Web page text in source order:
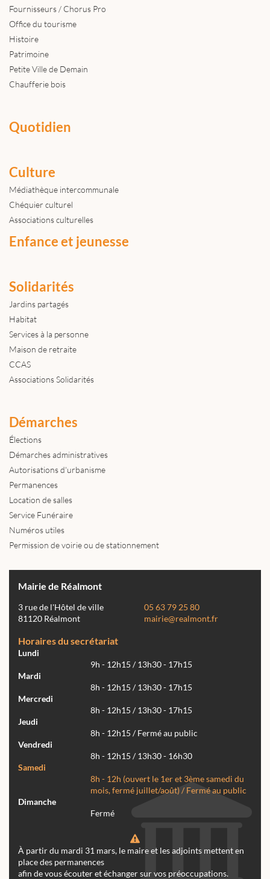
Fournisseurs / Chorus Pro
Office du tourisme
Histoire
Patrimoine
Petite Ville de Demain
Chaufferie bois
Quotidien
Culture
Médiathèque intercommunale
Chéquier culturel
Associations culturelles
Enfance et jeunesse
Solidarités
Jardins partagés
Habitat
Services à la personne
Maison de retraite
CCAS
Associations Solidarités
Démarches
Élections
Démarches administratives
Autorisations d'urbanisme
Permanences
Location de salles
Service Funéraire
Numéros utiles
Permission de voirie ou de stationnement
Mairie de Réalmont
3 rue de l'Hôtel de ville
81120 Réalmont
05 63 79 25 80
mairie@realmont.fr
Horaires du secrétariat
Lundi
9h - 12h15 / 13h30 - 17h15
Mardi
8h - 12h15 / 13h30 - 17h15
Mercredi
8h - 12h15 / 13h30 - 17h15
Jeudi
8h - 12h15 / Fermé au public
Vendredi
8h - 12h15 / 13h30 - 16h30
Samedi
8h - 12h (ouvert le 1er et 3ème samedi du
mois, fermé juillet/août) / Fermé au public
Dimanche
Fermé
À partir du mardi 31 mars, le maire et les adjoints mettent en
place des permanences
afin de vous écouter et échanger sur vos préoccupations.